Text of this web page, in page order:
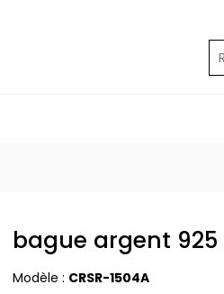
bague argent
Modèle : CRSR-1504A